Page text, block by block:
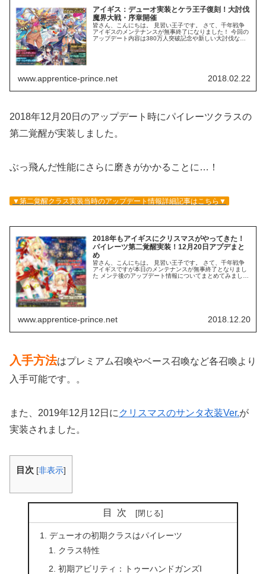
アイギス：デューオ実装とケラ王子復刻！大討伐
魔界大戦・序章開催
皆さん、こんにちは。 見習い王子です。 さて、千年戦争
アイギスのメンテナンスが無事終了になりました！ 今回の
アップデート内容は380万人突破記念や新しい大討伐な
www.apprentice-prince.net 2018.02.22
2018年12月20日のアップデート時にパイレーツクラスの
第二覚醒が実装しました。
ぶっ飛んだ性能にさらに磨きがかかることに…！
▼第二覚醒クラス実装当時のアップデート情報詳細記事はこちら▼
2018年もアイギスにクリスマスがやってきた！
パイレーツ第二覚醒実装！12月20日アプデまと
め
皆さん、こんにちは。 見習い王子です。 さて、千年戦争
アイギスですが本日のメンテナンスが無事終了となりまし
た メンテ後のアップデート情報についてまとめてみました
www.apprentice-prince.net 2018.12.20
入手方法はプレミアム召喚やベース召喚など各召喚より
入手可能です。。
また、2019年12月12日に クリスマスのサンタ衣装Ver.が
実装されました。
目次 [非表示]
目次
デューオの初期クラスはパイレーツ
クラス特性
初期アビリティ：トゥーハンドガンズI